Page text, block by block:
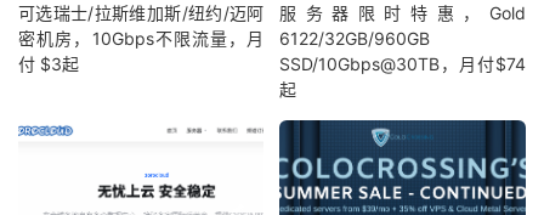
可选瑞士/拉斯维加斯/纽约/迈阿
密机房，10Gbps不限流量，月
付 $3起
服务器限时特惠，Gold
6122/32GB/960GB
SSD/10Gbps@30TB，月付$74
起